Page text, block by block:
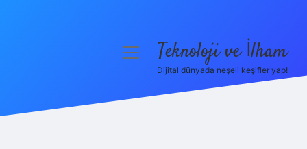
menüyüTeknoloji ve İlham
Dijital dünyada neşeli keşifler yap!